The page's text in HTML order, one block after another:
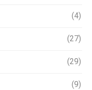
(4)
(27)
(29)
(9)